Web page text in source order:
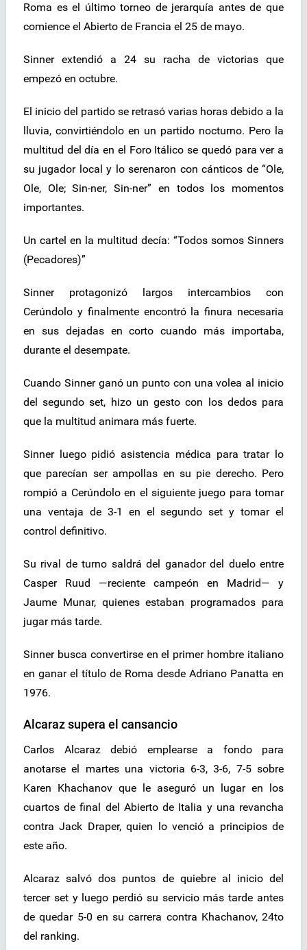
Roma es el último torneo de jerarquía antes de que
comience el Abierto de Francia el 25 de mayo.
Sinner extendió a 24 su racha de victorias que
empezó en octubre.
El inicio del partido se retrasó varias horas debido a la
lluvia, convirtiéndolo en un partido nocturno. Pero la
multitud del día en el Foro Itálico se quedó para ver a
su jugador local y lo serenaron con cánticos de “Ole,
Ole, Ole; Sin-ner, Sin-ner” en todos los momentos
importantes.
Un cartel en la multitud decía: “Todos somos Sinners
(Pecadores)”
Sinner protagonizó largos intercambios con
Cerúndolo y finalmente encontró la finura necesaria
en sus dejadas en corto cuando más importaba,
durante el desempate.
Cuando Sinner ganó un punto con una volea al inicio
del segundo set, hizo un gesto con los dedos para
que la multitud animara más fuerte.
Sinner luego pidió asistencia médica para tratar lo
que parecían ser ampollas en su pie derecho. Pero
rompió a Cerúndolo en el siguiente juego para tomar
una ventaja de 3-1 en el segundo set y tomar el
control definitivo.
Su rival de turno saldrá del ganador del duelo entre
Casper Ruud —reciente campeón en Madrid— y
Jaume Munar, quienes estaban programados para
jugar más tarde.
Sinner busca convertirse en el primer hombre italiano
en ganar el título de Roma desde Adriano Panatta en
1976.
Alcaraz supera el cansancio
Carlos Alcaraz debió emplearse a fondo para
anotarse el martes una victoria 6-3, 3-6, 7-5 sobre
Karen Khachanov que le aseguró un lugar en los
cuartos de final del Abierto de Italia y una revancha
contra Jack Draper, quien lo venció a principios de
este año.
Alcaraz salvó dos puntos de quiebre al inicio del
tercer set y luego perdió su servicio más tarde antes
de quedar 5-0 en su carrera contra Khachanov, 24to
del ranking.